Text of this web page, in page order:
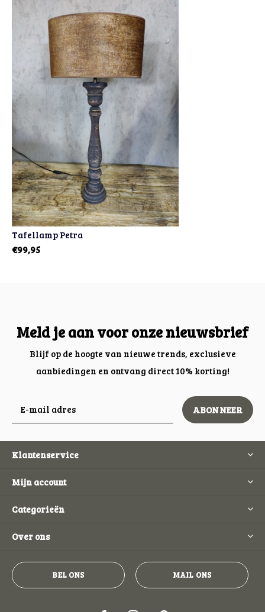
Tafellamp Petra
€99,95
Meld je aan voor onze nieuwsbrief
Blijf op de hoogte van nieuwe trends, exclusieve
aanbiedingen en ontvang direct 10% korting!
ABONNEER
Klantenservice
Mijn account
Categorieën
Over ons
BEL ONS MAIL ONS